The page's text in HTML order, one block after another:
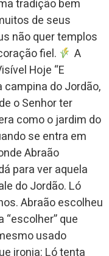
tradição bem
de seus
não quer templos
fiel.
A
Hoje “E
campina do Jordão,
o Senhor ter
como o jardim do
se entra em
Abraão
para ver aquela
do Jordão. Ló
Abraão escolheu
“escolher” que